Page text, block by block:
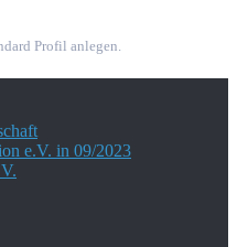
Profil anlegen.
e.V. in 09/2023